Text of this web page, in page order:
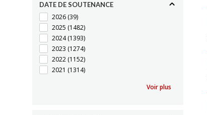
DATE DE SOUTENANCE
2026 (39)
2025 (1482)
2024(1393)
2023 (1274)
2022 (1152)
2021 (1314)
Voir plus